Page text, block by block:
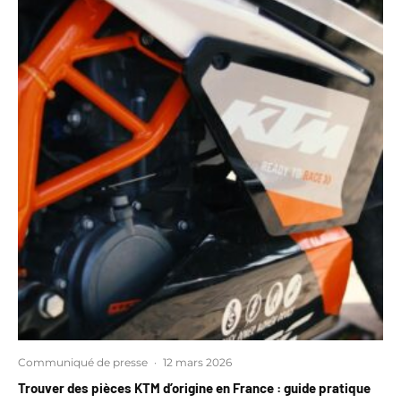
Communiqué de presse · 12 mars 2026
Trouver des pièces KTM d’origine en France : guide pratique